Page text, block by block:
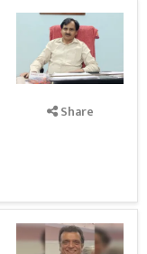
Share